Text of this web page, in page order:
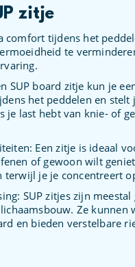
zitje
comfort tijdens het
te
SUP board zitje kun je
het peddelen en
je last hebt van knie- of
Een zitje is ideaal
of gewoon wilt
je je concentreert
SUP zitjes zijn
Ze kunnen
en bieden verstelbare